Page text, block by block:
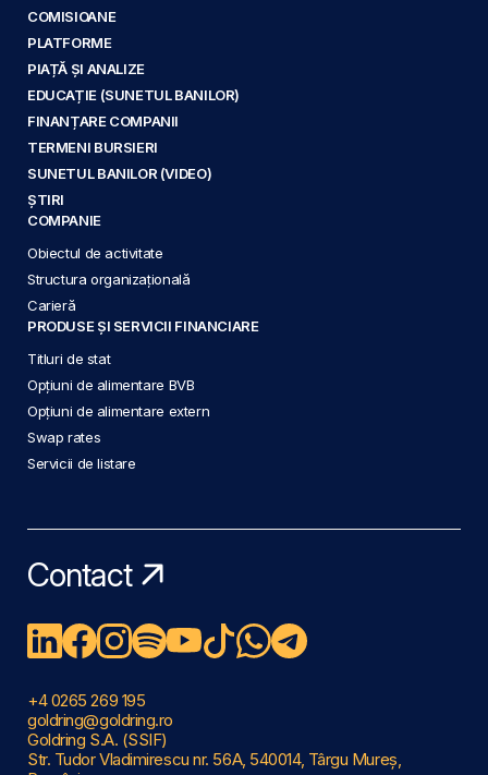
COMISIOANE
PLATFORME
PIAȚĂ ȘI ANALIZE
EDUCAȚIE (SUNETUL BANILOR)
FINANȚARE COMPANII
TERMENI BURSIERI
SUNETUL BANILOR (VIDEO)
ȘTIRI
COMPANIE
Obiectul de activitate
Structura organizațională
Carieră
PRODUSE ȘI SERVICII FINANCIARE
Titluri de stat
Opțiuni de alimentare BVB
Opțiuni de alimentare extern
Swap rates
Servicii de listare
Contact
+4 0265 269 195
goldring@goldring.ro
Goldring S.A. (SSIF)
Str. Tudor Vladimirescu nr. 56A, 540014, Târgu Mureș,